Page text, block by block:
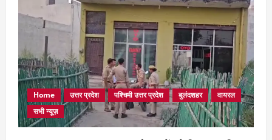
Home उत्तर प्रदेश पश्चिमी उत्तर प्रदेश बुलंदशहर
वायरल
सभी न्यूज़